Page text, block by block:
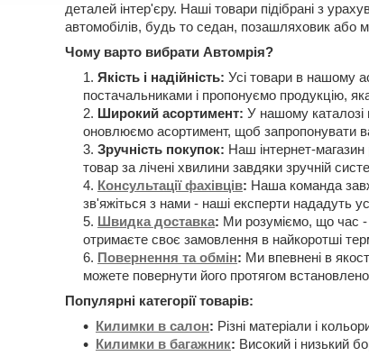
деталей інтер'єру. Наші товари підібрані з
автомобілів, будь то седан, позашляховик або
Чому варто вибрати Автомрія?
Якість і надійність: Усі товари в нашому
постачальниками і пропонуємо продукцію,
Широкий асортимент: У нашому каталозі
оновлюємо асортимент, щоб запропонувати
Зручність покупок: Наш інтернет-
товар за лічені хвилини завдяки зручній
Консультації фахівців: Наша команда
зв'яжіться з нами - наші експерти нададуть
Швидка доставка: Ми розуміємо, що час -
отримаєте своє замовлення в найкоротші
Повернення та обмін: Ми впевнені в
можете повернути його протягом
Популярні категорії товарів:
Килимки в салон: Різні матеріали і
Килимки в багажник: Високий і низький